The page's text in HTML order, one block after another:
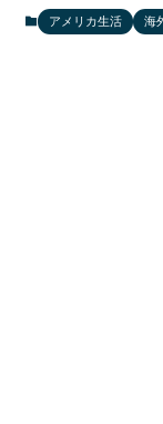
アメリカ生活 海